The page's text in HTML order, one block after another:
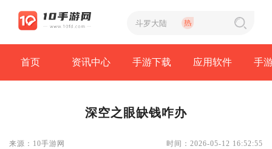
首页 资讯中心 手游下载 应用软件 手
深空之眼缺钱咋办
来源：10手游网 时间：2026-05-12 16:52:55